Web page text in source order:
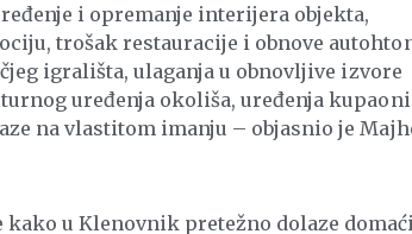
i opremanje interijera objekta,
trošak restauracije i obnove
igrališta, ulaganja u obnovljive izvore
uređenja okoliša, uređenja
na vlastitom imanju – objasnio je
u Klenovnik pretežno dolaze